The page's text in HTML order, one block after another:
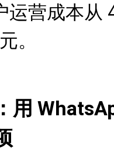
运营成本从
。
用